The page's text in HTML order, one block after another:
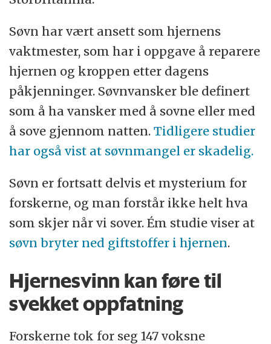
Søvn har vært ansett som hjernens
vaktmester, som har i oppgave å reparere
hjernen og kroppen etter dagens
påkjenninger. Søvnvansker ble definert
som å ha vansker med å sovne eller med
å sove gjennom natten.Tidligere studier
har også vist at søvnmangel er skadelig.
Søvn er fortsatt delvis et mysterium for
forskerne, og man forstår ikke helt hva
som skjer når vi sover. Ém studie viser at
søvn bryter ned giftstoffer i hjernen.
Hjernesvinn kan føre til
svekket oppfatning
Forskerne tok for seg 147 voksne